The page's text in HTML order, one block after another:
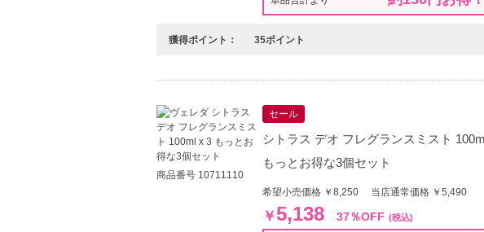
獲得ポイント： 35ポイント
商品番号 10711110
セール
シトラス デオ フレグランスミスト
もっとお得な3個セット
希望小売価格 ￥8,250 当店通常価格 ￥5,490
￥5,138 37％OFF (税込)